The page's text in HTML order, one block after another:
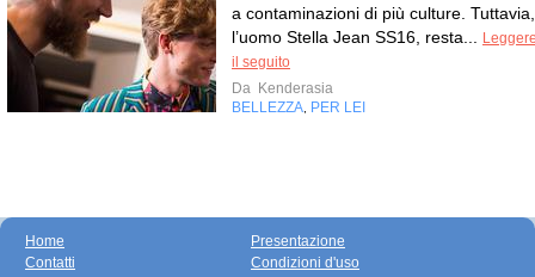
a contaminazioni di più culture. Tuttavia,
l’uomo Stella Jean SS16, resta...
il seguito
Da Kenderasia
BELLEZZA PER LEI
Home
Contatti
Presentazione
Condizioni d'uso